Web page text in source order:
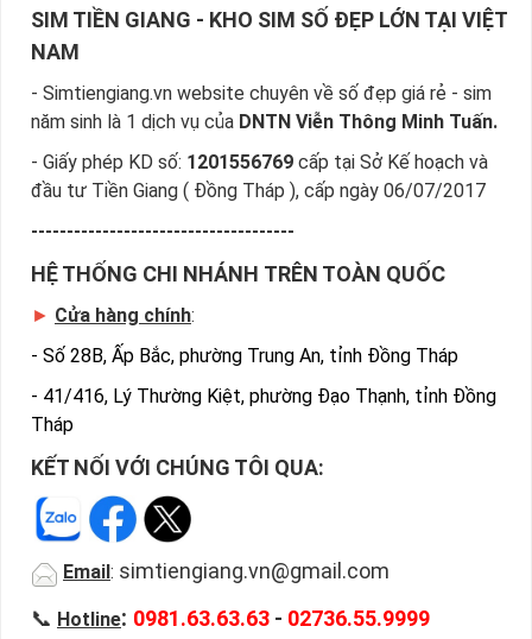
SIM TIỀN GIANG - KHO SIM SỐ ĐẸP LỚN TẠI VIỆT
NAM
- Simtiengiang.vn website chuyên về số đẹp giá rẻ - sim
năm sinh là 1 dịch vụ của DNTN Viễn Thông Minh Tuấn.
- Giấy phép KD số: 1201556769 cấp tại Sở Kế hoạch và
đầu tư Tiền Giang ( Đồng Tháp ), cấp ngày 06/07/2017
-------------------------------------
HỆ THỐNG CHI NHÁNH TRÊN TOÀN QUỐC
► Cửa hàng chính:
- Số 28B, Ấp Bắc, phường Trung An, tỉnh Đồng Tháp
- 41/416, Lý Thường Kiệt, phường Đạo Thạnh, tỉnh Đồng
Tháp
KẾT NỐI VỚI CHÚNG TÔI QUA:
Email : simtiengiang.vn@gmail.com
📞 Hotline: 0981.63.63.63 - 02736.55.9999